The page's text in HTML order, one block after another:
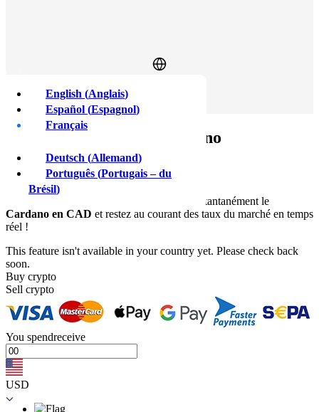
English (Anglais)
Español (Espagnol)
Français
Deutsch (Allemand)
Português (Portugais – du
Brésil)
Se connecter
S'inscrire
Cardano
VersCAD
pour vérifier instantanément le
Cardano en CAD et restez au courant des taux du marché en temps
réel !
This feature isn't available in your country yet. Please check back
soon.
Buy crypto
Sell crypto
You spendreceive
USD